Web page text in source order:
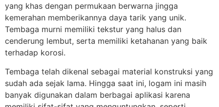
yang khas dengan permukaan berwarna jingga
kemerahan memberikannya daya tarik yang unik.
Tembaga murni memiliki tekstur yang halus dan
cenderung lembut, serta memiliki ketahanan yang baik
terhadap korosi.
Tembaga telah dikenal sebagai material konstruksi yang
sudah ada sejak lama. Hingga saat ini, logam ini masih
banyak digunakan dalam berbagai aplikasi karena